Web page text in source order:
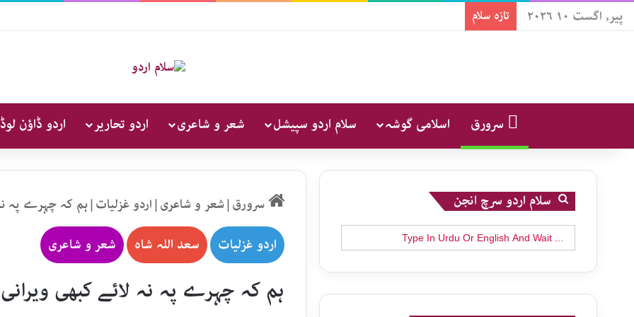
پیر, اگست ۱۰ ۲۰۲۶ تازہ سلام
سرورق اسلامی گوشہ سلام اردو سپیشل شعر و شاعری اردو تحاریر اردو ڈاؤن
سرورق|شعر و شاعری|اردو غزلیات|ہم کہ چہرے پہ
اردو غزلیات سعد اللہ شاہ شعر و شاعری
ہم کہ چہرے پہ نہ لائے کبھی
سلام اردو سرچ انجن
Search
for: